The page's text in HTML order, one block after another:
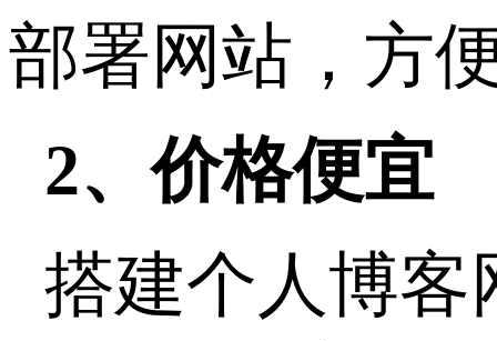
部署网站，方
2、价格便宜
搭建个人博客